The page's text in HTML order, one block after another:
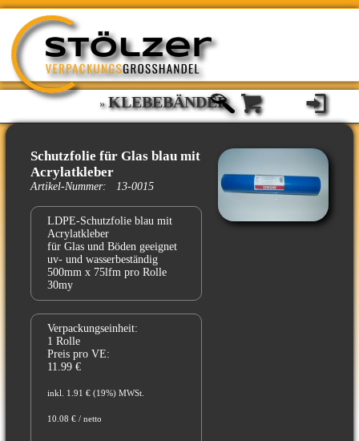
»KLEBEBÄNDER
Schutzfolie für Glas blau mit
Acrylatkleber
Artikel-Nummer: 13-0015
LDPE-Schutzfolie blau mit
Acrylatkleber
für Glas und Böden geeignet
uv- und wasserbeständig
500mm x 75lfm pro Rolle
30my
Verpackungseinheit:
1 Rolle
Preis pro VE:
11.99 €
inkl. 1.91 € (19%) MWSt.
10.08 € / netto